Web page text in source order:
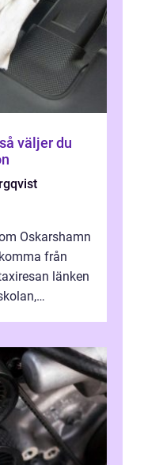
Oskarshamn
från
länken